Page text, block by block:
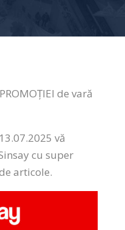
de vară
vă
cu super
articole.